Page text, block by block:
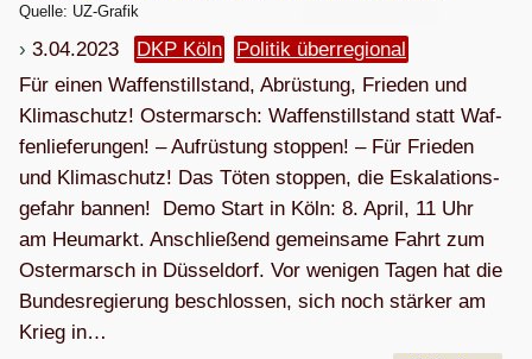
Quelle: UZ-Grafik
3.04.2023 DKP Köln
Politik überregional
Für einen Waf­fen­still­stand, Abrüs­tung, Frie­den und
Klimaschutz! Oster­marsch: Waf­fen­still­stand statt Waf­
fen­lie­fe­run­gen! – Auf­rüs­tung stop­pen! – Für Frie­den
und Kli­ma­schutz! Das Töten stop­pen, die Eska­la­ti­ons­
ge­fahr bannen! Demo Start in Köln: 8. April, 11 Uhr
am Heu­markt. Anschlie­ßend gemein­same Fahrt zum
Oster­marsch in Düsseldorf. Vor weni­gen Tagen hat die
Bun­des­re­gie­rung beschlos­sen, sich noch stär­ker am
Krieg in…